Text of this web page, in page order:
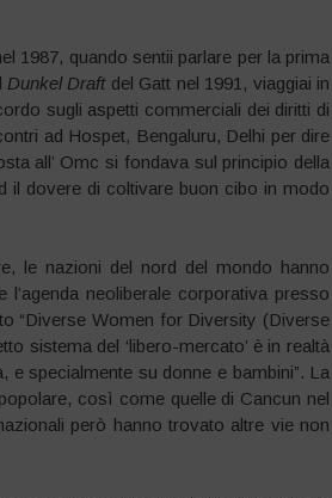
1987, quando sentii parlare per la prima
Dunkel Draft del Gatt nel 1991, viaggiai in
sugli aspetti commerciali dei diritti di
ad Hospet, Bengaluru, Delhi per dire
all’ Omc si fondava sul principio della
il dovere di coltivare buon cibo in modo
le nazioni del nord del mondo hanno
neoliberale corporativa presso
“Diverse Women for Diversity (Diverse
sistema del ‘libero-mercato’ è in realtà
e specialmente su donne e bambini”. La
così come quelle di Cancun nel
però hanno trovato altre vie non